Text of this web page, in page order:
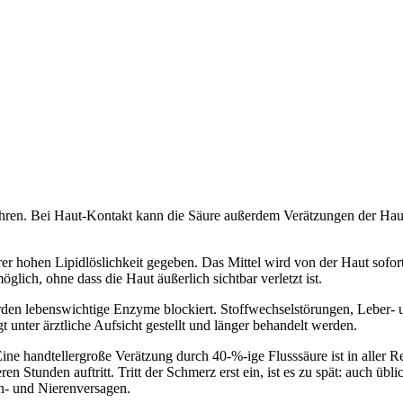
Bei Haut-Kontakt kann die Säure außerdem Verätzungen der
hohen Lipidlöslichkeit gegeben. Das Mittel wird von der Haut
ohne dass die Haut äußerlich sichtbar verletzt ist.
lebenswichtige Enzyme blockiert. Stoffwechselstörungen,
unter ärztliche Aufsicht gestellt und länger behandelt werden.
handtellergroße Verätzung durch 40-%-ige Flusssäure ist in aller
Stunden auftritt. Tritt der Schmerz erst ein, ist es zu spät: auch
und Nierenversagen.